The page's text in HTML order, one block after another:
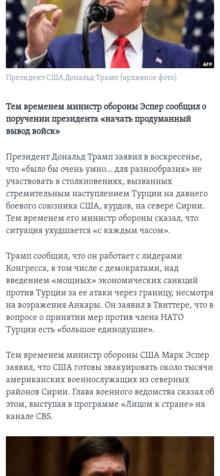
Learning English
СОЦИАЛЬНЫЕ СЕТИ
Президент США Дональд Трамп (архивное фото)
Тем временем министр обороны Эспер сообщил о
поручении президента «начать продуманный
вывод войск»
Президент Дональд Трамп заявил в воскресенье,
что «было бы очень умно… для разнообразия» не
участвовать в столкновениях, вызванных
стремительным наступлением Турции на давнего
боевого союзника США, курдов, на севере Сирии.
Тем временем его министр обороны сказал, что
ситуация ухудшается «с каждым часом».
Трамп сообщил, что он работает с лидерами
Конгресса, в том числе с демократами, над
введением «мощных» экономических санкций
против Турции за ее атаки через границу, несмотря
на возражения Анкары. Он заявил в Твиттере, что в
вопросе о принятии мер против члена НАТО
Турции есть «большое единодушие».
Тем временем министр обороны США Марк Эспер
заявил, что США готовы эвакуировать около тысячи
американских военнослужащих из северных
районов Сирии. Глава военного ведомства сказал об
этом, выступая в программе «Лицом к стране» на
канале CBS.